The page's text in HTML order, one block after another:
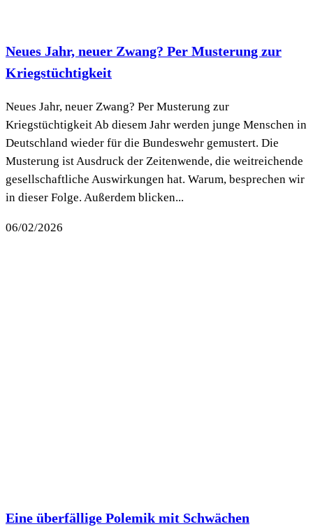
Neues Jahr, neuer Zwang? Per Musterung zur
Kriegstüchtigkeit
Neues Jahr, neuer Zwang? Per Musterung zur
Kriegstüchtigkeit Ab diesem Jahr werden junge Menschen in
Deutschland wieder für die Bundeswehr gemustert. Die
Musterung ist Ausdruck der Zeitenwende, die weitreichende
gesellschaftliche Auswirkungen hat. Warum, besprechen wir
in dieser Folge. Außerdem blicken...
06/02/2026
Eine überfällige Polemik mit Schwächen